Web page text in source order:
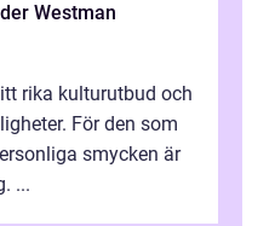
Westman
rika kulturutbud och
För den som
smycken är
...